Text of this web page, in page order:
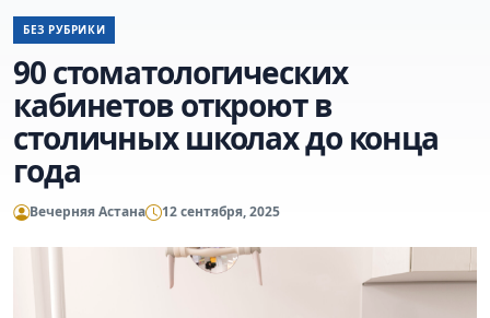
БЕЗ РУБРИКИ
90 стоматологических
кабинетов откроют в
столичных школах до конца
года
Вечерняя Астана 12 сентября, 2025